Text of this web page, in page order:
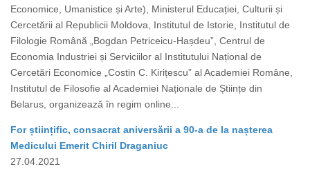
Economice, Umanistice și Arte), Ministerul Educației, Culturii și
Cercetării al Republicii Moldova, Institutul de Istorie, Institutul de
Filologie Română „Bogdan Petriceicu-Hașdeu”, Centrul de
Economia Industriei și Serviciilor al Institutului Național de
Cercetări Economice „Costin C. Kirițescu” al Academiei Române,
Institutul de Filosofie al Academiei Naționale de Științe din
Belarus, organizează în regim online...
For științific, consacrat aniversării a 90-a de la nașterea
Medicului Emerit Chiril Draganiuc
27.04.2021